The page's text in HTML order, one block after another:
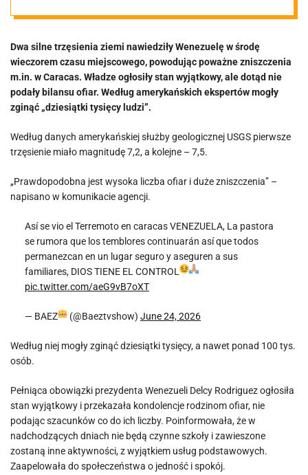
tysięcy” ofiar
śmiertelnych.
„Gorsze, niż to
w 1967” [VIDEO]
Dwa silne trzęsienia ziemi nawiedziły Wenezuelę w środę
wieczorem czasu miejscowego, powodując poważne zniszczenia
m.in. w Caracas. Władze ogłosiły stan wyjątkowy, ale dotąd nie
podały bilansu ofiar. Według amerykańskich ekspertów mogły
zginąć „dziesiątki tysięcy ludzi”.
Według danych amerykańskiej służby geologicznej USGS pierwsze
trzęsienie miało magnitudę 7,2, a kolejne – 7,5.
„Prawdopodobna jest wysoka liczba ofiar i duże zniszczenia” –
napisano w komunikacie agencji.
Así se vio el Terremoto en caracas VENEZUELA, La pastora
se rumora que los temblores continuarán así que todos
permanezcan en un lugar seguro y aseguren a sus
familiares, DIOS TIENE EL CONTROL
pic.twitter.com/aeG9vB7oXT
— BAEZ (@Baeztvshow) June 24, 2026
Według niej mogły zginąć dziesiątki tysięcy, a nawet ponad 100 tys.
osób.
Pełniąca obowiązki prezydenta Wenezueli Delcy Rodriguez ogłosiła
stan wyjątkowy i przekazała kondolencje rodzinom ofiar, nie
podając szacunków co do ich liczby. Poinformowała, że w
nadchodzących dniach nie będą czynne szkoły i zawieszone
zostaną inne aktywności, z wyjątkiem usług podstawowych.
Zaapelowała do społeczeństwa o jedność i spokój.